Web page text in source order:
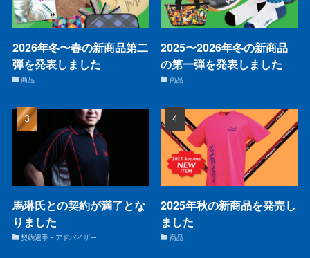
2026年冬〜春の新商品第二
弾を発表しました
商品
2025〜2026年冬の新商品
の第一弾を発表しました
商品
馬琳氏との契約が満了とな
りました
契約選手・アドバイザー
2025年秋の新商品を発売し
ました
商品